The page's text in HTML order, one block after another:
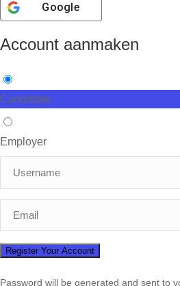
Google
Account aanmaken
Candidate
Employer
Password will be generated and sent to